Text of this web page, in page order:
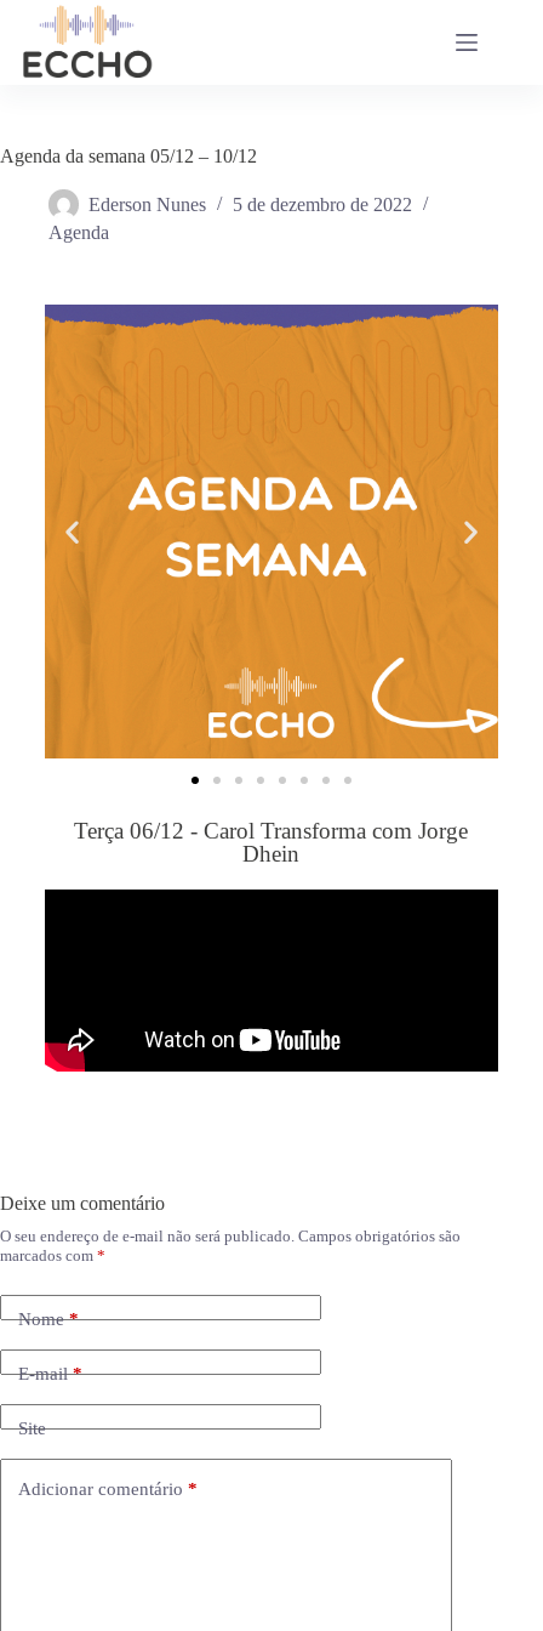
Agenda da semana 05/12 – 10/12
Ederson Nunes
5 de dezembro de 2022
Agenda
Terça 06/12 - Carol Transforma com Jorge
Dhein
Deixe um comentário
O seu endereço de e-mail não será publicado. Campos obrigatórios são
marcados com *
Nome*
E-mail*
Site
Adicionar comentário *